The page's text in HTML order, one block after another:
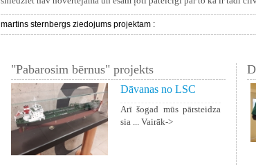
martins sternbergs ziedojums projektam :
"Pabarosim bērnus" projekts
Dāvanas no LSC
Arī šogad mūs pārsteidza
sia ... Vairāk->